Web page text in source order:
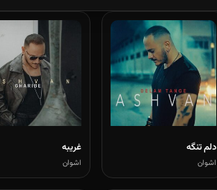
دلم تنگه
اشوان
غریبه
اشوان